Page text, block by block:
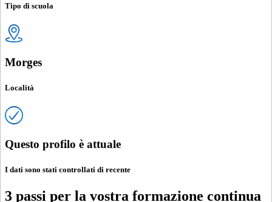
Tipo di scuola
Morges
Località
Questo profilo è attuale
I dati sono stati controllati di recente
3 passi per la vostra formazione continua